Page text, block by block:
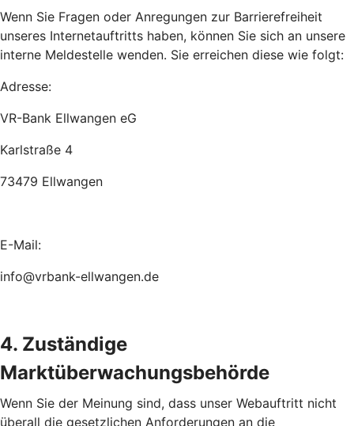
Wenn Sie Fragen oder Anregungen zur Barrierefreiheit
unseres Internetauftritts haben, können Sie sich an unsere
interne Meldestelle wenden. Sie erreichen diese wie folgt:
Adresse:
VR-Bank Ellwangen eG
Karlstraße 4
73479 Ellwangen
E-Mail:
info@vrbank-ellwangen.de
4. Zuständige
Marktüberwachungsbehörde
Wenn Sie der Meinung sind, dass unser Webauftritt nicht
überall die gesetzlichen Anforderungen an die